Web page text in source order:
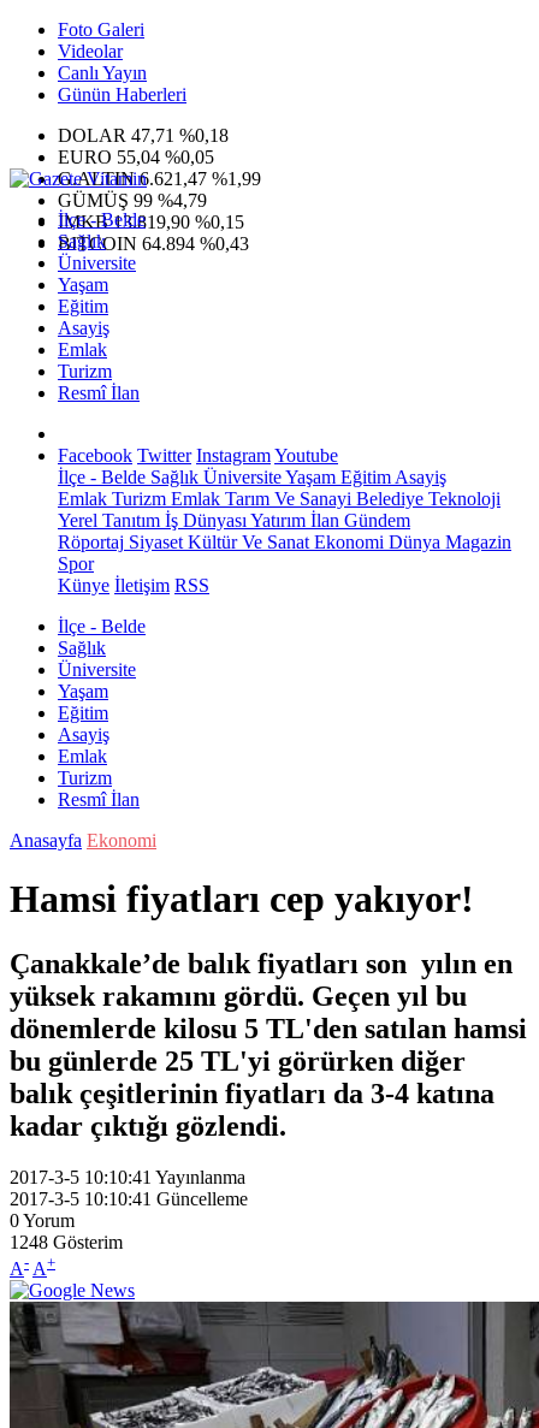
Foto Galeri
Videolar
Canlı Yayın
Günün Haberleri
DOLAR 47,71 %0,18
EURO 55,04 %0,05
G.ALTIN6.621,47 %1,99
GÜMÜŞ 99 %4,79
IMKB13.819,90 %0,15
BITCOIN 64.894 %0,43
İlçe - Belde
Sağlık
Üniversite
Yaşam
Eğitim
Asayiş
Emlak
Turizm
Resmî İlan
Facebook Twitter InstagramYoutube
İlçe - Belde Sağlık ÜniversiteYaşam Eğitim Asayiş
Emlak Turizm Emlak Tarım Ve Sanayi Belediye Teknoloji
Yerel Tanıtım İş Dünyası Yatırım İlan Gündem
Röportaj Siyaset Kültür Ve Sanat Ekonomi Dünya Magazin
Spor
Künye İletişim RSS
İlçe - Belde
Sağlık
Üniversite
Yaşam
Eğitim
Asayiş
Emlak
Turizm
Resmî İlan
Anasayfa Ekonomi
Hamsi fiyatları cep yakıyor!
Çanakkale’de balık fiyatları son yılın en
yüksek rakamını gördü. Geçen yıl bu
dönemlerde kilosu 5 TL'den satılan hamsi
bu günlerde 25 TL'yi görürken diğer
balık çeşitlerinin fiyatları da 3-4 katına
kadar çıktığı gözlendi.
2017-3-5 10:10:41 Yayınlanma
2017-3-5 10:10:41 Güncelleme
0Yorum
1248 Gösterim
A- A+